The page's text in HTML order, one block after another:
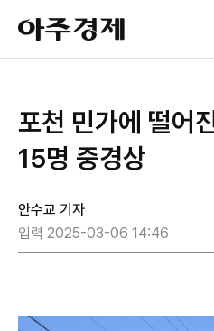
아
주
경
포천 민가에 떨어
15명 중경상
안수교 기자
입력 2025-03-06 14:46